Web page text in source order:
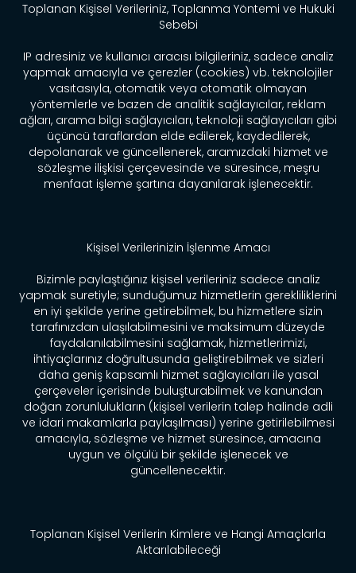
Toplanan Kişisel Verileriniz, Toplanma Yöntemi ve Hukuki
Sebebi
IP adresiniz ve kullanıcı aracısı bilgileriniz, sadece analiz
yapmak amacıyla ve çerezler (cookies) vb. teknolojiler
vasıtasıyla, otomatik veya otomatik olmayan
yöntemlerle ve bazen de analitik sağlayıcılar, reklam
ağları, arama bilgi sağlayıcıları, teknoloji sağlayıcıları gibi
üçüncü taraflardan elde edilerek, kaydedilerek,
depolanarak ve güncellenerek, aramızdaki hizmet ve
sözleşme ilişkisi çerçevesinde ve süresince, meşru
menfaat işleme şartına dayanılarak işlenecektir.
Kişisel Verilerinizin İşlenme Amacı
Bizimle paylaştığınız kişisel verileriniz sadece analiz
yapmak suretiyle; sunduğumuz hizmetlerin gerekliliklerini
en iyi şekilde yerine getirebilmek, bu hizmetlere sizin
tarafınızdan ulaşılabilmesini ve maksimum düzeyde
faydalanılabilmesini sağlamak, hizmetlerimizi,
ihtiyaçlarınız doğrultusunda geliştirebilmek ve sizleri
daha geniş kapsamlı hizmet sağlayıcıları ile yasal
çerçeveler içerisinde buluşturabilmek ve kanundan
doğan zorunlulukların (kişisel verilerin talep halinde adli
ve idari makamlarla paylaşılması) yerine getirilebilmesi
amacıyla, sözleşme ve hizmet süresince, amacına
uygun ve ölçülü bir şekilde işlenecek ve
güncellenecektir.
Toplanan Kişisel Verilerin Kimlere ve Hangi Amaçlarla
Aktarılabileceği